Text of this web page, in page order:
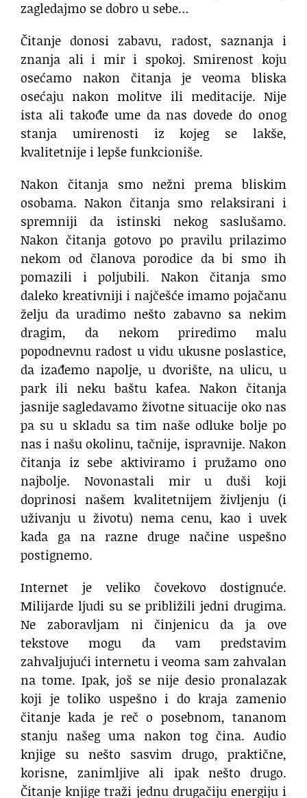
zagledajmo se dobro u sebe…
Čitanje donosi zabavu, radost, saznanja i
znanja ali i mir i spokoj. Smirenost koju
osećamo nakon čitanja je veoma bliska
osećaju nakon molitve ili meditacije. Nije
ista ali takođe ume da nas dovede do onog
stanja umirenosti iz kojeg se lakše,
kvalitetnije i lepše funkcioniše.
Nakon čitanja smo nežni prema bliskim
osobama. Nakon čitanja smo relaksirani i
spremniji da istinski nekog saslušamo.
Nakon čitanja gotovo po pravilu prilazimo
nekom od članova porodice da bi smo ih
pomazili i poljubili. Nakon čitanja smo
daleko kreativniji i najčešće imamo pojačanu
želju da uradimo nešto zabavno sa nekim
dragim, da nekom priredimo malu
popodnevnu radost u vidu ukusne poslastice,
da izađemo napolje, u dvorište, na ulicu, u
park ili neku baštu kafea. Nakon čitanja
jasnije sagledavamo životne situacije oko nas
pa su u skladu sa tim naše odluke bolje po
nas i našu okolinu, tačnije, ispravnije. Nakon
čitanja iz sebe aktiviramo i pružamo ono
najbolje. Novonastali mir u duši koji
doprinosi našem kvalitetnijem življenju (i
uživanju u životu) nema cenu, kao i uvek
kada ga na razne druge načine uspešno
postignemo.
Internet je veliko čovekovo dostignuće.
Milijarde ljudi su se približili jedni drugima.
Ne zaboravljam ni činjenicu da ja ove
tekstove mogu da vam predstavim
zahvaljujući internetu i veoma sam zahvalan
na tome. Ipak, još se nije desio pronalazak
koji je toliko uspešno i do kraja zamenio
čitanje kada je reč o posebnom, tananom
stanju našeg uma nakon tog čina. Audio
knjige su nešto sasvim drugo, praktične,
korisne, zanimljive ali ipak nešto drugo.
Čitanje knjige traži jednu drugačiju energiju i